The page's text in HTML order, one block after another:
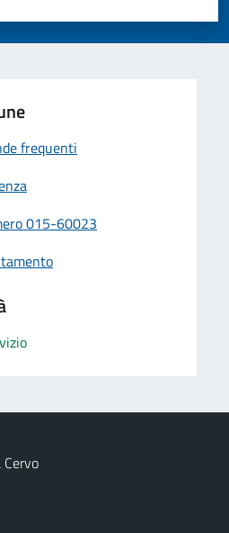
su 5
su 5
5
frequenti
015-60023
Cervo